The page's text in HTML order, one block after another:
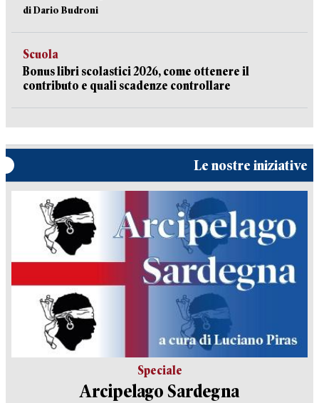
di Dario Budroni
Scuola
Bonus libri scolastici 2026, come ottenere il
contributo e quali scadenze controllare
Le nostre iniziative
Speciale
Arcipelago Sardegna